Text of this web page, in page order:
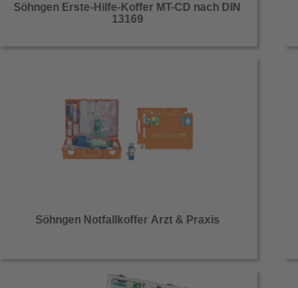
Söhngen Erste-Hilfe-Koffer MT-CD nach DIN
13169
Söhngen Notfallkoffer Arzt & Praxis